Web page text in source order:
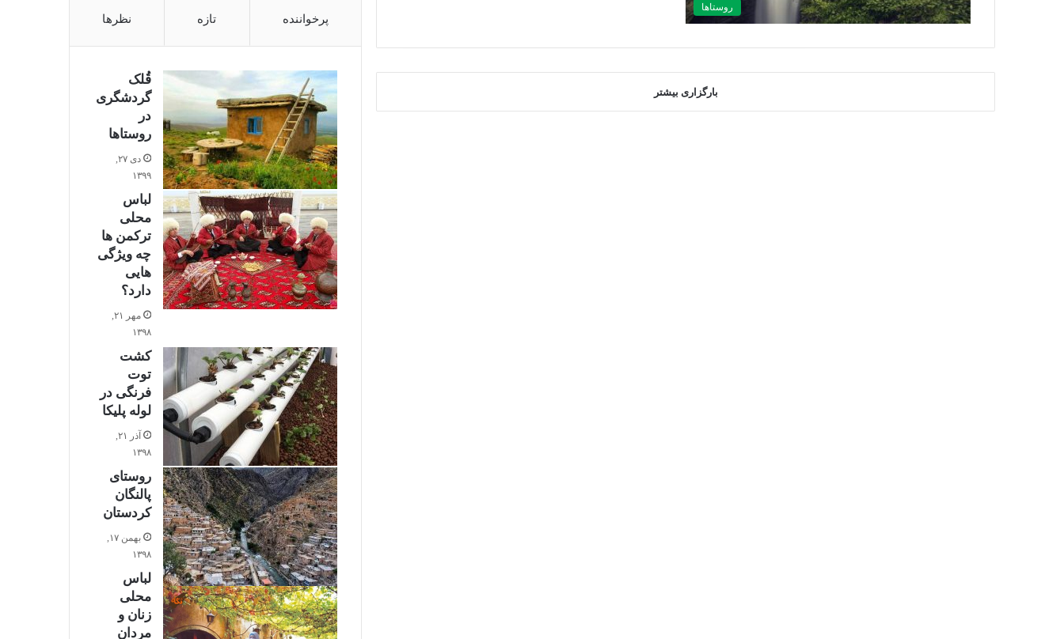
روستاها
بارگزاری بیشتر
پرخواننده تازه نظرها
0%
قُلک
گردشگری
در
روستاها
دی ۲۷,
۱۳۹۹
0%
لباس
محلی
ترکمن ها
چه ویژگی
هایی
دارد؟
مهر ۲۱,
۱۳۹۸
0%
کشت
توت
فرنگی در
لوله پلیکا
آذر ۲۱,
۱۳۹۸
0%
روستای
پالنگان
کردستان
بهمن ۱۷,
۱۳۹۸
لباس
محلی
زنان و
مردان